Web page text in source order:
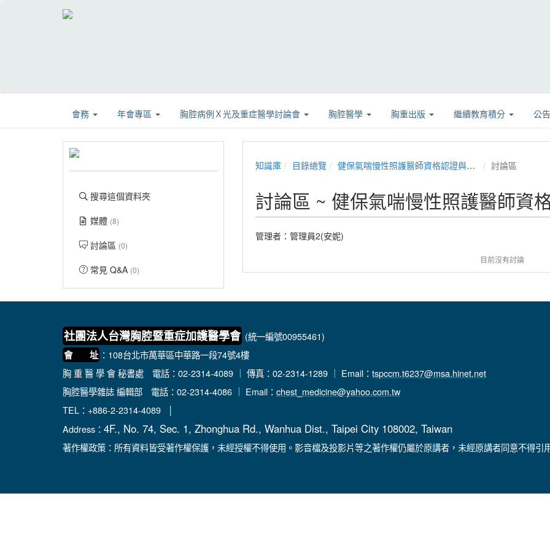
會務 年會專區 胸腔病例Ｘ光及重症醫學討論會 胸腔醫學 胸重出版 繼續教育積分 公
搜尋這個資料夾
媒體 (8)
討論區 (0)
常見 Q&A (0)
知識庫 目錄總覽 健保氣喘慢性照護醫師資格認證與再進修演講課程 討論區
討論區 ~ 健保氣喘慢性照護醫師資
管理者： 管理員2(安妮)
目前沒有討論
社團法人台灣胸腔暨重症加護醫學會 (統一編號00955461)
會 址 ：108台北市萬華區中華路一段74號4樓
胸 重 醫 學 會 秘書處 電話：02-2314-4089 ｜ 傳真：02-2314-1289 ｜ Email： tspccm.t6237@msa.hinet.net
胸腔醫學雜誌 編輯部 電話：02-2314-4086 ｜ Email： chest_medicine@yahoo.com.tw
TEL：+886-2-2314-4089 │
Address： 4F., No. 74, Sec. 1, Zhonghua Rd., Wanhua Dist., Taipei City 108002, Taiwan
著作權政策：所有資料皆受著作權保護，未經授權不得使用。影音檔及投影片等之著作權仍屬於原講者，未經原講者同意不得引